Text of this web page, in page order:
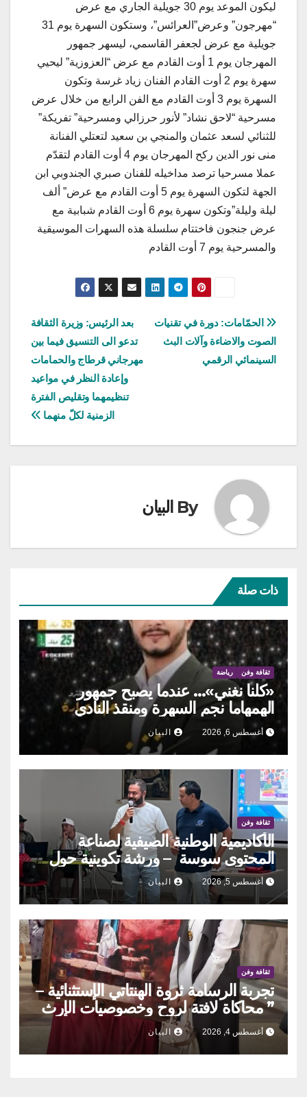
ليكون الموعد يوم 30 جويلية الجاري مع عرض
“مهرجون” وعرض”العرائس”، وستكون السهرة يوم 31
جويلية مع عرض لجعفر القاسمي، ليسهر جمهور
المهرجان يوم 1 أوت القادم مع عرض “العزوزية” ليحيي
سهرة يوم 2 أوت القادم الفنان زياد غرسة وتكون
السهرة يوم 3 أوت القادم مع الفن الرابع من خلال عرض
مسرحية “لاحق نشاد” لأنور حرزالي ومسرحية” تفريكة”
للثنائي لسعد عثمان والمنجي بن سعيد لتعتلي الفنانة
منى نور الدين ركح المهرجان يوم 4 أوت القادم لتقدّم
عملا مسرحيا ترصد مداخيله للفنان صبري الجندوبي ابن
الجهة لتكون السهرة يوم 5 أوت القادم مع عرض” ألف
ليلة وليلة”وتكون سهرة يوم 6 أوت القادم شبابية مع
عرض جنجون فاختتام سلسلة هذه السهرات الموسيقية
والمسرحية يوم 7 أوت القادم
تصفّح
المقالات
بعد الرئيس: وزيرة الثقافة
تدعو الى التنسيق فيما بين
مهرجاني قرطاج والحمامات
وإعادة النظر في مواعيد
تنظيمهما وتقليص الفترة
الزمنية لكلّ منهما
الحمّامات: دورة في تقنيات
الصوت والاضاءة وآلات البث
السينمائي الرقمي
By البيان
ذات صلة
ثقافة وفن رياضة
«كلنا نغني»… عندما يصبح جمهور
الهمهاما نجم السهرة ومنقذ النادي
أغسطس 6, 2026 البيان
ثقافة وفن
الأكاديمية الوطنية الصيفية لصناعة
المحتوى سوسة – ورشة تكوينية حول
الحوكمة التشاركية
أغسطس 5, 2026 البيان
ثقافة وفن
تجربة الرسامة ثروة الهنتاتي الإستثنائية –
” محاكاة لافتة لروح وخصوصيات الإرث
العمراني والحراك الإنساني بلمسات
أنثويٌة مدهشة”
أغسطس 4, 2026 البيان